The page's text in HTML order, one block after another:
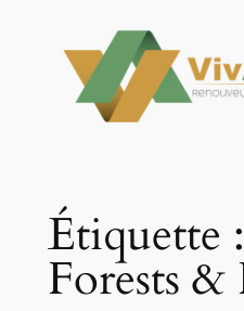
contenu
Étiquette :
Forests &